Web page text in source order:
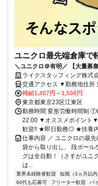
ユニクロ最先端倉庫で
＼ユニクロ
ライクスタッフィング株式
交通アクセス ▼勤務地住所 東京都江
料送迎バスあり！
時給1,407円～1,500円
東京都東京23区江東区
勤務時間 変形労働時間制
22:00 ▼オススメポイント
歓迎!! ★即日勤務◎ ★扶養
仕事内容 ／ ユニクロの最
袋から取り出し、 段ボール
グは全自動！（さすがユニ
は...
業界未経験者歓迎 短期（3ヵ月以内
60代も応募可
フリーター歓迎 バ